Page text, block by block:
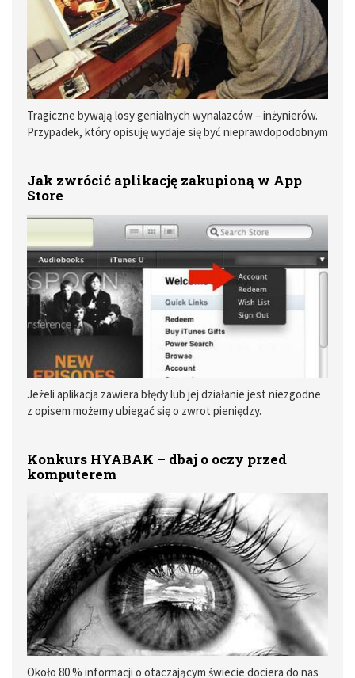
Tragiczne bywają losy genialnych wynalazców – inżynierów.
Przypadek, który opisuję wydaje się być nieprawdopodobnym
Jak zwrócić aplikację zakupioną w App
Store
Jeżeli aplikacja zawiera błędy lub jej działanie jest niezgodne
z opisem możemy ubiegać się o zwrot pieniędzy.
Konkurs HYABAK – dbaj o oczy przed
komputerem
Około 80 % informacji o otaczającym świecie dociera do nas